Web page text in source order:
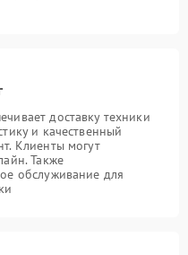
доставку техники
и качественный
Клиенты могут
Также
обслуживание для